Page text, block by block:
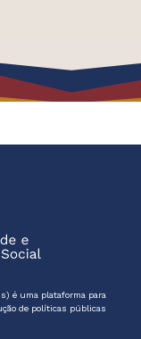
é uma plataforma para
de políticas públicas